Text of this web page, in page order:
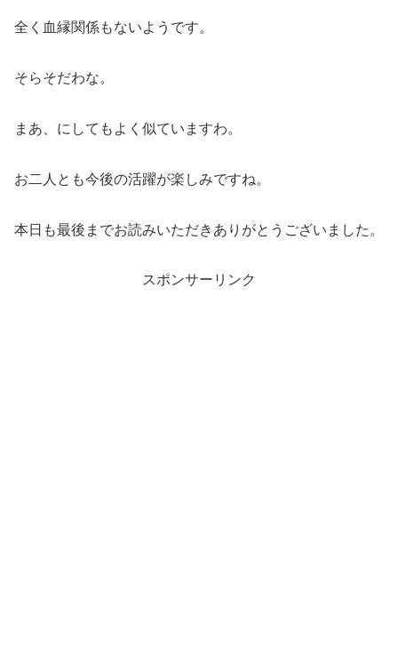
全く血縁関係もないようです。
そらそだわな。
まあ、にしてもよく似ていますわ。
お二人とも今後の活躍が楽しみですね。
本日も最後までお読みいただきありがとうございました。
スポンサーリンク